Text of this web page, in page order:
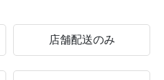
店舗配送のみ